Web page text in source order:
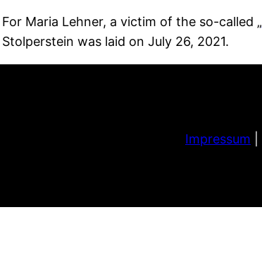
For Maria Lehner, a victim of the so-called „
Stolperstein was laid on July 26, 2021.
Impressum